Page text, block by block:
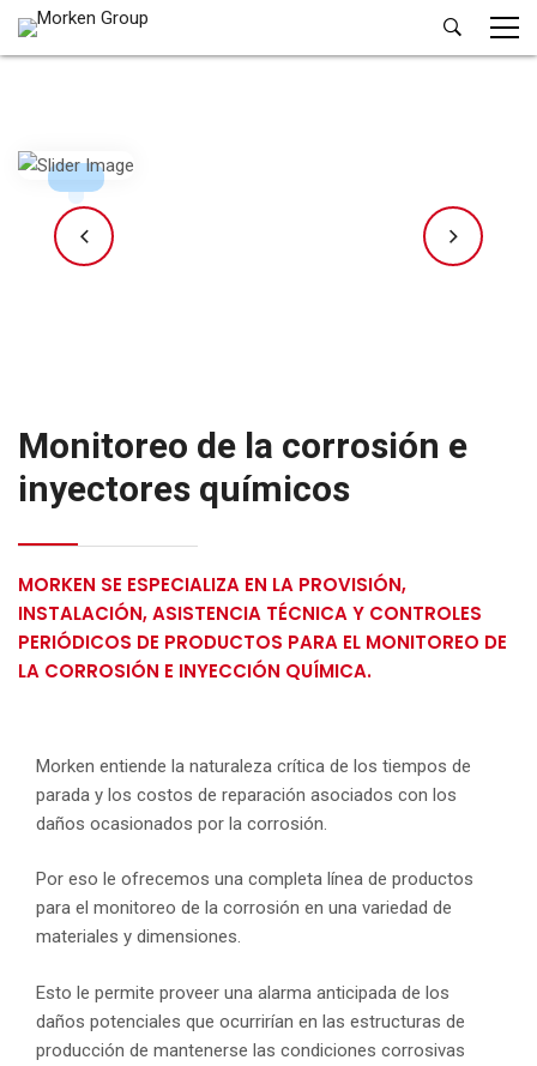
Monitoreo de la corrosión e
inyectores químicos
MORKEN SE ESPECIALIZA EN LA PROVISIÓN,
INSTALACIÓN, ASISTENCIA TÉCNICA Y CONTROLES
PERIÓDICOS DE PRODUCTOS PARA EL MONITOREO DE
LA CORROSIÓN E INYECCIÓN QUÍMICA.
Morken entiende la naturaleza crítica de los tiempos de
parada y los costos de reparación asociados con los
daños ocasionados por la corrosión.
Por eso le ofrecemos una completa línea de productos
para el monitoreo de la corrosión en una variedad de
materiales y dimensiones.
Esto le permite proveer una alarma anticipada de los
daños potenciales que ocurrirían en las estructuras de
producción de mantenerse las condiciones corrosivas